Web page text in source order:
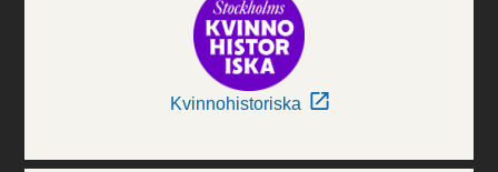
Kvinnohistoriska